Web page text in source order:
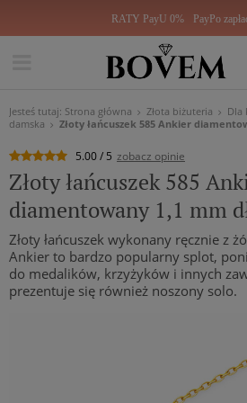
RATY PayU 0% PayPo
Jesteś tutaj: Strona główna Złota biżuteria Dla
damska
Złoty łańcuszek 585 Ankier
5.00 / 5 zobacz opinie
Złoty łańcuszek 585
diamentowany 1,1 mm
Złoty łańcuszek wykonany ręcznie z
Ankier to bardzo popularny splot,
do medalików, krzyżyków i innych
prezentuje się również noszony solo.